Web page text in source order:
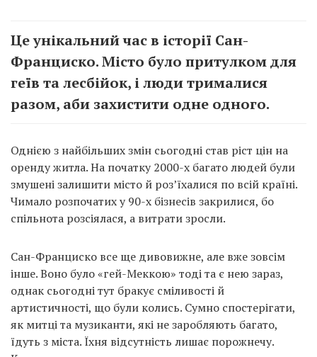
Це унікальний час в історії Сан-
Франциско. Місто було притулком для
геїв та лесбійок, і люди трималися
разом, аби захистити одне одного.
Однією з найбільших змін сьогодні став ріст цін на
оренду житла. На початку 2000-х багато людей були
змушені залишити місто й роз’їхалися по всій країні.
Чимало розпочатих у 90-х бізнесів закрилися, бо
спільнота розсіялася, а витрати зросли.
Сан-Франциско все ще дивовижне, але вже зовсім
інше. Воно було «гей-Меккою» тоді та є нею зараз,
однак сьогодні тут бракує сміливості й
артистичності, що були колись. Сумно спостерігати,
як митці та музиканти, які не заробляють багато,
їдуть з міста. Їхня відсутність лишає порожнечу.